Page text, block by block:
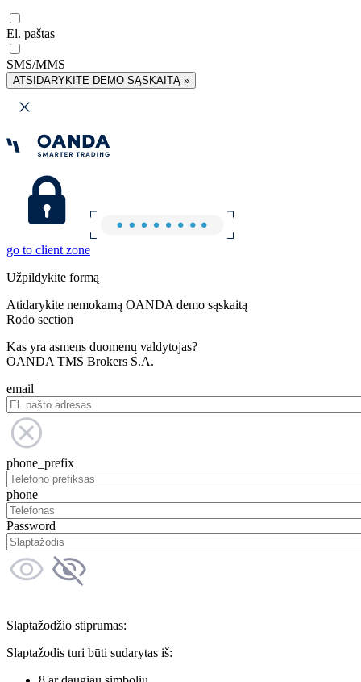
El. paštas
SMS/MMS
ATSIDARYKITE DEMO SĄSKAITĄ »
go to client zone
Užpildykite formą
Atidarykite nemokamą OANDA demo sąskaitą
Rodo section
Kas yra asmens duomenų valdytojas?
OANDA TMS Brokers S.A.
email
phone_prefix
phone
Password
Slaptažodžio stiprumas:
Slaptažodis turi būti sudarytas iš: